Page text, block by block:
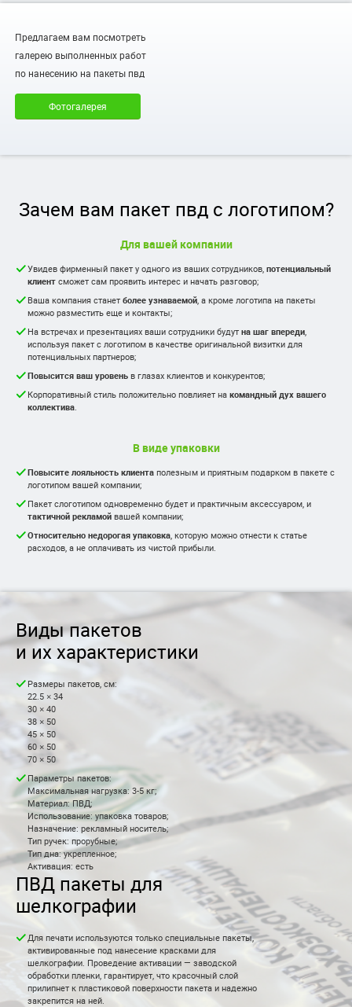
Предлагаем вам посмотреть
галерею выполненных работ
по нанесению на пакеты пвд
Фотогалерея
Зачем вам пакет пвд с логотипом?
Для вашей компании
Увидев фирменный пакет у одного из ваших сотрудников, потенциальный
клиент сможет сам проявить интерес и начать разговор;
Ваша компания станет более узнаваемой, а кроме логотипа на пакеты
можно разместить еще и контакты;
На встречах и презентациях ваши сотрудники будут на шаг впереди,
используя пакет с логотипом в качестве оригинальной визитки для
потенциальных партнеров;
Повысится ваш уровень в глазах клиентов и конкурентов;
Корпоративный стиль положительно повлияет на командный дух вашего
коллектива.
В виде упаковки
Повысите лояльность клиента полезным и приятным подарком в пакете с
логотипом вашей компании;
Пакет слоготипом одновременно будет и практичным аксессуаром, и
тактичной рекламой вашей компании;
Относительно недорогая упаковка, которую можно отнести к статье
расходов, а не оплачивать из чистой прибыли.
Виды пакетов
и их характеристики
Размеры пакетов, см:
22.5 × 34
30 × 40
38 × 50
45 × 50
60 × 50
70 × 50
Параметры пакетов:
Максимальная нагрузка: 3-5 кг;
Материал: ПВД;
Использование: упаковка товаров;
Назначение: рекламный носитель;
Тип ручек: прорубные;
Тип дна: укрепленное;
Активация: есть
ПВД пакеты для
шелкографии
Для печати используются только специальные пакеты,
активированные под нанесение красками для
шелкографии. Проведение активации — заводской
обработки пленки, гарантирует, что красочный слой
прилипнет к пластиковой поверхности пакета и надежно
закрепится на ней.